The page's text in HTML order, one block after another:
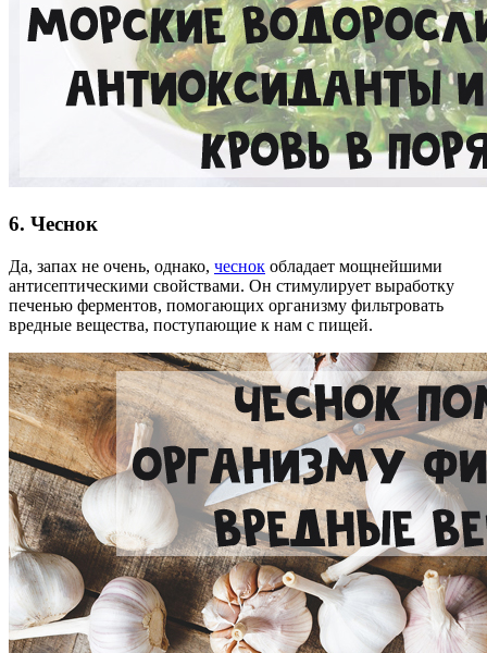
6. Чеснок
Да, запах не очень, однако, чеснок обладает мощнейшими
антисептическими свойствами. Он стимулирует выработку
печенью ферментов, помогающих организму фильтровать
вредные вещества, поступающие к нам с пищей.